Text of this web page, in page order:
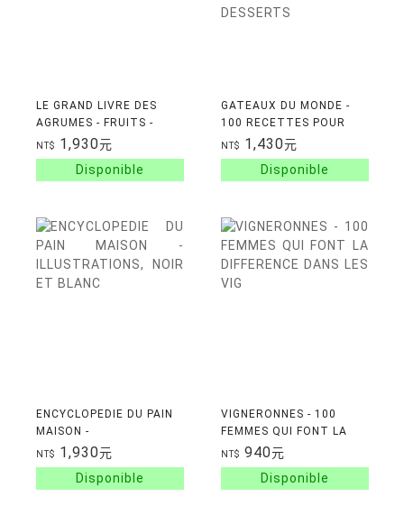
LE GRAND LIVRE DES
AGRUMES - FRUITS -
TECHNIQUES -
RECETTES - CONSEILS
NT$ 1,930元
GATEAUX DU MONDE -
100 RECETTES POUR
FAIRE LE TOUR DU
MONDE DES DESSERTS
NT$ 1,430元
ENCYCLOPEDIE DU PAIN
MAISON -
ILLUSTRATIONS, NOIR
ET BLANC
NT$ 1,930元
VIGNERONNES - 100
FEMMES QUI FONT LA
DIFFERENCE DANS LES
VIG
NT$ 940元